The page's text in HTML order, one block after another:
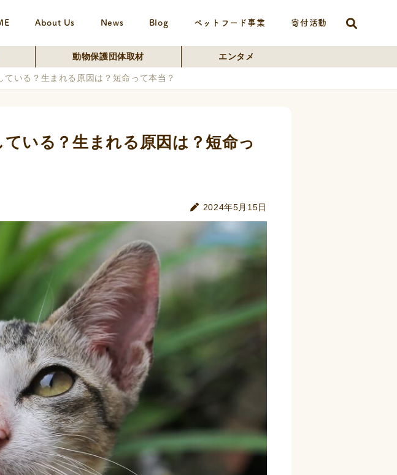
About Us News Blog ペットフード事業 寄付活動
動物保護団体取材 エンタメ
いる？生まれる原因は？短命って本当？
いる？生まれる原因は？短命っ
2024年5月15日